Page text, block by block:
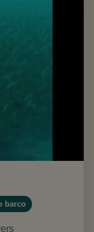
barco